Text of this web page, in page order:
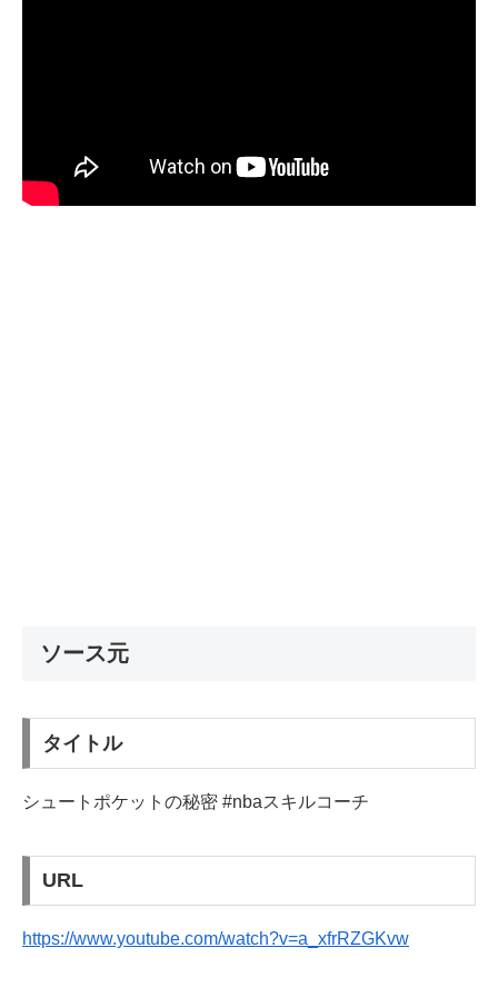
ソース元
タイトル
シュートポケットの秘密 #nbaスキルコーチ
URL
https://www.youtube.com/watch?v=a_xfrRZGKvw